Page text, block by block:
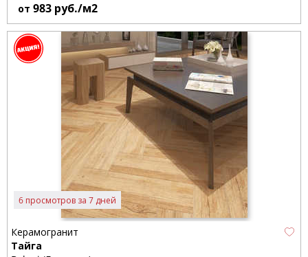
от 983 руб./м2
6 просмотров за 7 дней
Керамогранит
Тайга